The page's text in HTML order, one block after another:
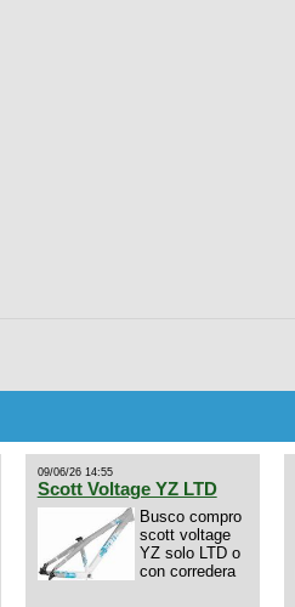
09/06/26 14:55
Scott Voltage YZ LTD
Busco compro
scott voltage
YZ solo LTD o
con corredera